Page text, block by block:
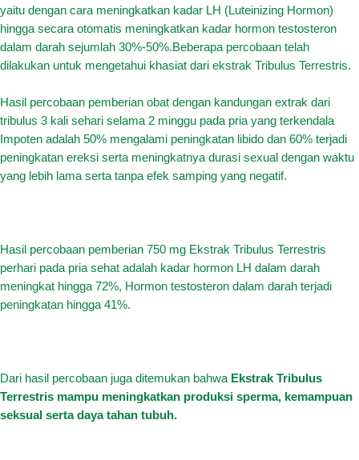
yaitu dengan cara meningkatkan kadar LH (Luteinizing Hormon)
hingga secara otomatis meningkatkan kadar hormon testosteron
dalam darah sejumlah 30%-50%.Beberapa percobaan telah
dilakukan untuk mengetahui khasiat dari ekstrak Tribulus Terrestris.
Hasil percobaan pemberian obat dengan kandungan extrak dari
tribulus 3 kali sehari selama 2 minggu pada pria yang terkendala
Impoten adalah 50% mengalami peningkatan libido dan 60% terjadi
peningkatan ereksi serta meningkatnya durasi sexual dengan waktu
yang lebih lama serta tanpa efek samping yang negatif.
Hasil percobaan pemberian 750 mg Ekstrak Tribulus Terrestris
perhari pada pria sehat adalah kadar hormon LH dalam darah
meningkat hingga 72%, Hormon testosteron dalam darah terjadi
peningkatan hingga 41%.
Dari hasil percobaan juga ditemukan bahwa Ekstrak Tribulus
Terrestris mampu meningkatkan produksi sperma, kemampuan
seksual serta daya tahan tubuh.